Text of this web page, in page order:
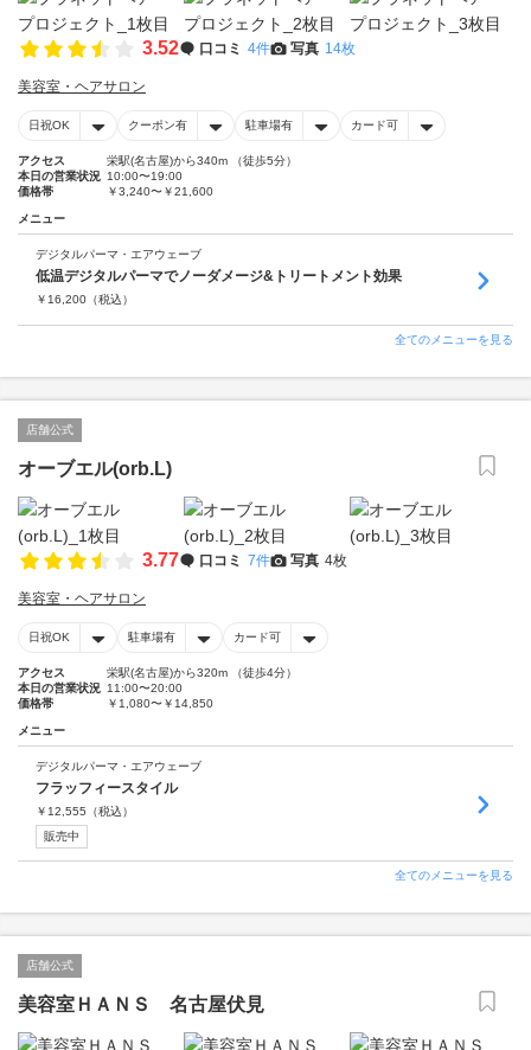
3.52 口コミ 4件 写真 14枚
美容室・ヘアサロン
日祝OK クーポン有 駐車場有 カード可
アクセス
栄駅(名古屋)から340m （徒歩5分）
本日の営業状況 10:00〜19:00
価格帯
￥3,240〜￥21,600
メニュー
デジタルパーマ・エアウェーブ
低温デジタルパーマでノーダメージ&トリートメント効果
￥ 16,200 （税込）
全てのメニューを見る
店舗公式
オーブエル(orb.L)
3.77 口コミ 7件 写真 4枚
美容室・ヘアサロン
日祝OK 駐車場有 カード可
アクセス
栄駅(名古屋)から320m （徒歩4分）
本日の営業状況 11:00〜20:00
価格帯
￥1,080〜￥14,850
メニュー
デジタルパーマ・エアウェーブ
フラッフィースタイル
￥ 12,555 （税込）
販売中
全てのメニューを見る
店舗公式
美容室ＨＡＮＳ 名古屋伏見